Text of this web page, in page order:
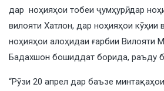
дар ноҳияҳои тобеи ҷумҳурӣ, дар
вилояти Хатлон, дар ноҳияҳои кӯҳии
ноҳияҳои алоҳидаи ғарбии Вилояти
Бадахшон бошиддат борида, раъду
“Рӯзи 20 апрел дар баъзе